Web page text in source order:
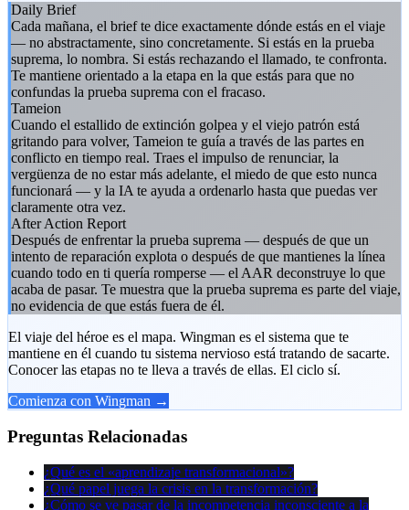
Daily Brief
Cada mañana, el brief te dice exactamente dónde estás en el viaje
— no abstractamente, sino concretamente. Si estás en la prueba
suprema, lo nombra. Si estás rechazando el llamado, te confronta.
Te mantiene orientado a la etapa en la que estás para que no
confundas la prueba suprema con el fracaso.
Tameion
Cuando el estallido de extinción golpea y el viejo patrón está
gritando para volver, Tameion te guía a través de las partes en
conflicto en tiempo real. Traes el impulso de renunciar, la
vergüenza de no estar más adelante, el miedo de que esto nunca
funcionará — y la IA te ayuda a ordenarlo hasta que puedas ver
claramente otra vez.
After Action Report
Después de enfrentar la prueba suprema — después de que un
intento de reparación explota o después de que mantienes la línea
cuando todo en ti quería romperse — el AAR deconstruye lo que
acaba de pasar. Te muestra que la prueba suprema es parte del viaje,
no evidencia de que estás fuera de él.
El viaje del héroe es el mapa. Wingman es el sistema que te
mantiene en él cuando tu sistema nervioso está tratando de sacarte.
Conocer las etapas no te lleva a través de ellas. El ciclo sí.
Comienza con Wingman →
Preguntas Relacionadas
¿Qué es el «aprendizaje transformacional»?
¿Qué papel juega la crisis en la transformación?
¿Cómo se ve pasar de la incompetencia inconsciente a la